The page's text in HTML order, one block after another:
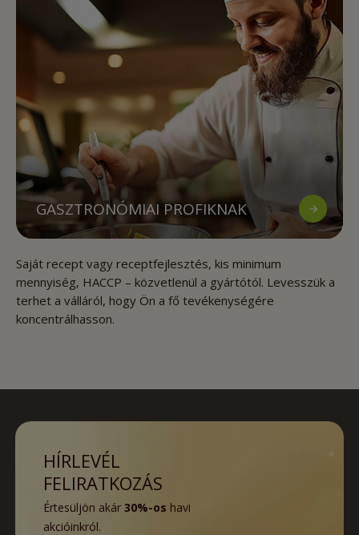
GASZTRONÓMIAI PROFIKNAK
Saját recept vagy receptfejlesztés, kis minimum
mennyiség, HACCP – közvetlenül a gyártótól. Levesszük a
terhet a válláról, hogy Ön a fő tevékenységére
koncentrálhasson.
HÍRLEVÉL
FELIRATKOZÁS
Értesüljön akár 30%-os havi
akcióinkról.